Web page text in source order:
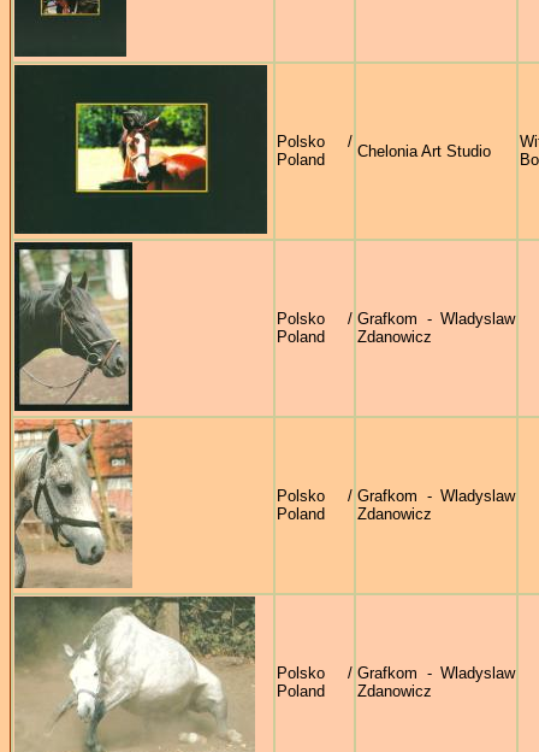
Polsko /
Poland
Chelonia Art Studio
Polsko /
Poland
Grafkom - Wladyslaw
Zdanowicz
Polsko /
Poland
Grafkom - Wladyslaw
Zdanowicz
Polsko /
Poland
Grafkom - Wladyslaw
Zdanowicz